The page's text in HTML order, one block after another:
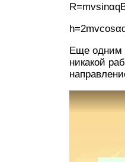
Еще одним
никакой